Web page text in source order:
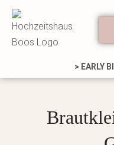
Zum
Inhalt
springen
> EARLY